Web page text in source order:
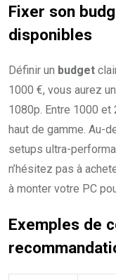
Fixer son
disponibles
Définir un budget
1000 €, vous aurez
1080p. Entre 1000
haut de gamme. Au-
setups ultra-
n’hésitez pas à
à monter votre PC
Exemples de